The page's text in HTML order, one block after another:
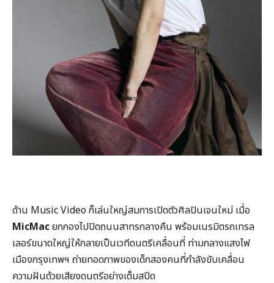
ด้าน Music Video ก็เล่นใหญ่สมการเปิดตัวศิลปินเจนใหม่ เมื่อ
MicMacยกกองไปปิดถนนสาทรกลางคืน พร้อมเนรมิตรถเทรล
เลอร์ขนาดใหญ่ให้กลายเป็นเวทีดนตรีเคลื่อนที่ ท่ามกลางแสงไฟ
เมืองกรุงเทพฯ ถ่ายทอดภาพของเด็กสองคนที่กำลังขับเคลื่อน
ความฝันด้วยเสียงดนตรีอย่างเต็มสปีด